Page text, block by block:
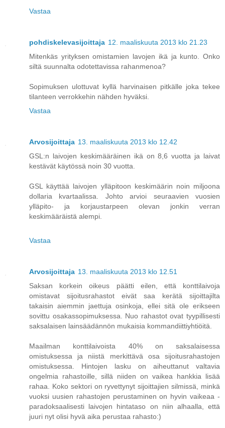
Vastaa
pohdiskelevasijoittaja 12. maaliskuuta 2013 klo 21.23
Mitenkäs yrityksen omistamien lavojen ikä ja kunto. Onko
siltä suunnalta odotettavissa rahanmenoa?
Sopimuksen ulottuvat kyllä harvinaisen pitkälle joka tekee
tilanteen verrokkehin nähden hyväksi.
Vastaa
Arvosijoittaja 13. maaliskuuta 2013 klo 12.42
GSL:n laivojen keskimääräinen ikä on 8,6 vuotta ja laivat
kestävät käytössä noin 30 vuotta.
GSL käyttää laivojen ylläpitoon keskimäärin noin miljoona
dollaria kvartaalissa. Johto arvioi seuraavien vuosien
ylläpito- ja korjaustarpeen olevan jonkin verran
keskimääräistä alempi.
Vastaa
Arvosijoittaja 13. maaliskuuta 2013 klo 12.51
Saksan korkein oikeus päätti eilen, että konttilaivoja
omistavat sijoitusrahastot eivät saa kerätä sijoittajilta
takaisin aiemmin jaettuja osinkoja, ellei sitä ole erikseen
sovittu osakassopimuksessa. Nuo rahastot ovat tyypillisesti
saksalaisen lainsäädännön mukaisia kommandiittiyhtiöitä.
Maailman konttilaivoista 40% on saksalaisessa
omistuksessa ja niistä merkittävä osa sijoitusrahastojen
omistuksessa. Hintojen lasku on aiheuttanut valtavia
ongelmia rahastoille, sillä niiden on vaikea hankkia lisää
rahaa. Koko sektori on ryvettynyt sijoittajien silmissä, minkä
vuoksi uusien rahastojen perustaminen on hyvin vaikeaa -
paradoksaalisesti laivojen hintataso on niin alhaalla, että
juuri nyt olisi hyvä aika perustaa rahasto:)